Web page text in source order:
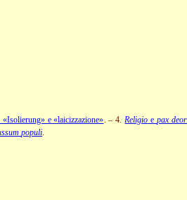
e «laicizzazione». – 4.Religio epax
populi.